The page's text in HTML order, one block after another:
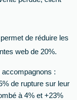
de réduire les
web de 20%.
accompagnons :
de rupture sur leur
à 4% et +23%